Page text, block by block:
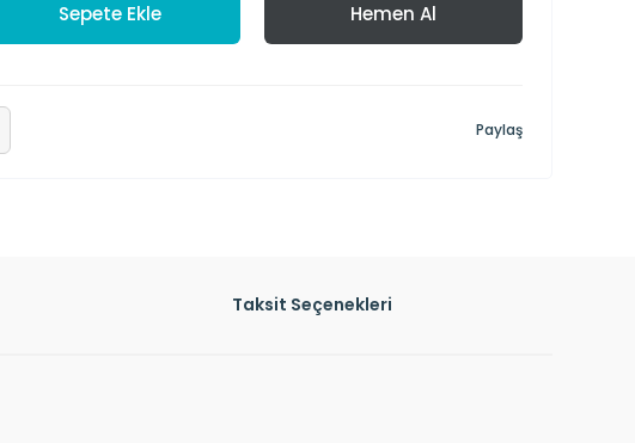
Sepete Ekle Hemen Al
Paylaş
Taksit Seçenekleri